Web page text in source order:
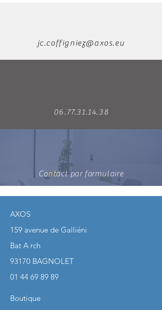
jc.coffigniez@axos.eu
06.77.31.14.38
Contact par formulaire
AXOS
159 avenue de Galliéni
Bat A rch
93170 BAGNOLET
01 44 69 89 89
Boutique